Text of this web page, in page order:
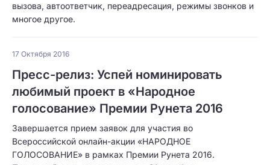
вызова, автоответчик, переадресация, режимы звонков и
многое другое.
17 Октября 2016
Пресс-релиз: Успей номинировать
любимый проект в «Народное
голосование» Премии Рунета 2016
Завершается прием заявок для участия во
Всероссийской онлайн-акции «НАРОДНОЕ
ГОЛОСОВАНИЕ» в рамках Премии Рунета 2016.